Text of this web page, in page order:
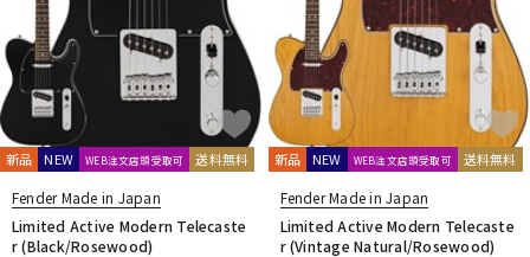
新品 NEW WEB注文店頭受取可 送料無料
Fender Made in Japan
Limited Active Modern Telecaste
r (Black/Rosewood)
新品 NEW WEB注文店頭受取可 送料無料
Fender Made in Japan
Limited Active Modern Telecaste
r (Vintage Natural/Rosewood)